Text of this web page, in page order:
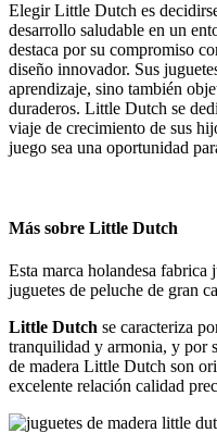
Elegir Little Dutch es
desarrollo saludable en un
destaca por su compromiso
diseño innovador. Sus
aprendizaje, sino también
duraderos. Little Dutch se
viaje de crecimiento de sus
juego sea una oportunidad
Más sobre Little Dutch
Esta marca holandesa fabrica
juguetes de peluche de gran
Little Dutch se caracteriza
tranquilidad y armonia, y por
de madera Little Dutch son
excelente relación calidad